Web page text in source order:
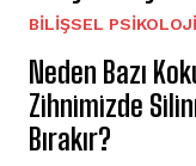
BILIŞSEL PSIKOLOJI
Neden Bazı
Zihnimizde
Bırakır?